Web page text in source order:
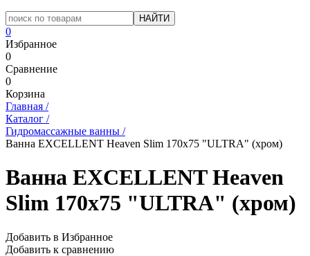
0
Избранное
0
Сравнение
0
Корзина
Главная /
Каталог /
Гидромассажные ванны /
Ванна EXCELLENT Heaven Slim 170x75 "ULTRA" (хром)
Ванна EXCELLENT Heaven
Slim 170x75 "ULTRA" (хром)
Добавить в Избранное
Добавить к сравнению